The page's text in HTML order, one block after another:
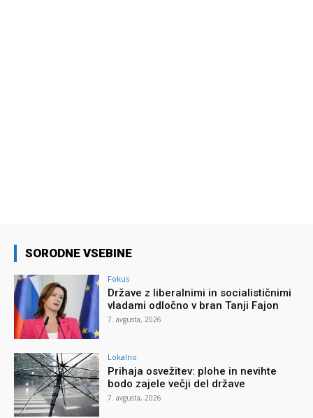
SORODNE VSEBINE
Fokus
Države z liberalnimi in socialističnimi
vladami odločno v bran Tanji Fajon
7. avgusta, 2026
Lokalno
Prihaja osvežitev: plohe in nevihte
bodo zajele večji del države
7. avgusta, 2026